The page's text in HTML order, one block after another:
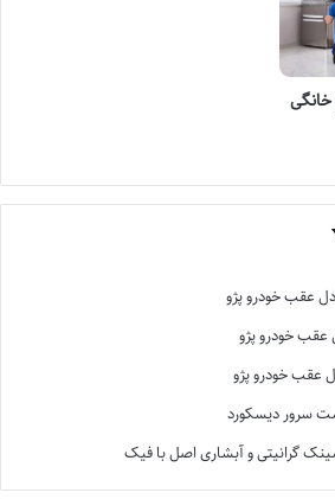
خانگی
عقب خودرو پژو
خودرو پژو
عقب خودرو پژو
سرور دیسکورد
گرانیتی و آبشاری اصل با فیک